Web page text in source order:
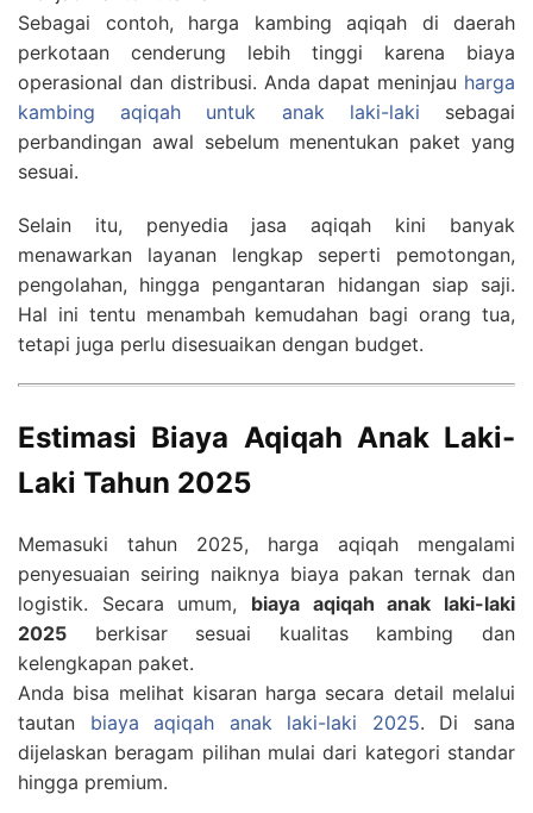
Sebagai contoh, harga kambing aqiqah di daerah
perkotaan cenderung lebih tinggi karena biaya
operasional dan distribusi. Anda dapat meninjau harga
kambing aqiqah untuk anak laki-laki sebagai
perbandingan awal sebelum menentukan paket yang
sesuai.
Selain itu, penyedia jasa aqiqah kini banyak
menawarkan layanan lengkap seperti pemotongan,
pengolahan, hingga pengantaran hidangan siap saji.
Hal ini tentu menambah kemudahan bagi orang tua,
tetapi juga perlu disesuaikan dengan budget.
Estimasi Biaya Aqiqah Anak Laki-
Laki Tahun 2025
Memasuki tahun 2025, harga aqiqah mengalami
penyesuaian seiring naiknya biaya pakan ternak dan
logistik. Secara umum, biaya aqiqah anak laki-laki
2025 berkisar sesuai kualitas kambing dan
kelengkapan paket.
Anda bisa melihat kisaran harga secara detail melalui
tautan biaya aqiqah anak laki-laki 2025. Di sana
dijelaskan beragam pilihan mulai dari kategori standar
hingga premium.